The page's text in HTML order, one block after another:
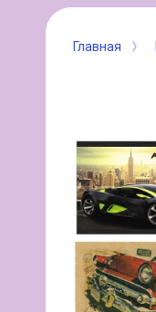
Главная